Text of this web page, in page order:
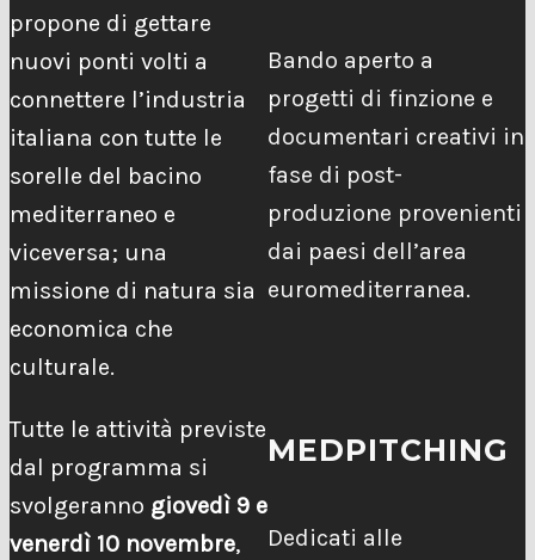
propone di gettare
nuovi ponti volti a
connettere l’industria
italiana con tutte le
sorelle del bacino
mediterraneo e
viceversa; una
missione di natura sia
economica che
culturale.
Tutte le attività previste
dal programma si
svolgeranno giovedì 9 e
venerdì 10 novembre,
Bando aperto a
progetti di finzione e
documentari creativi in
fase di post-
produzione provenienti
dai paesi dell’area
euromediterranea.
MEDPITCHING
Dedicati alle